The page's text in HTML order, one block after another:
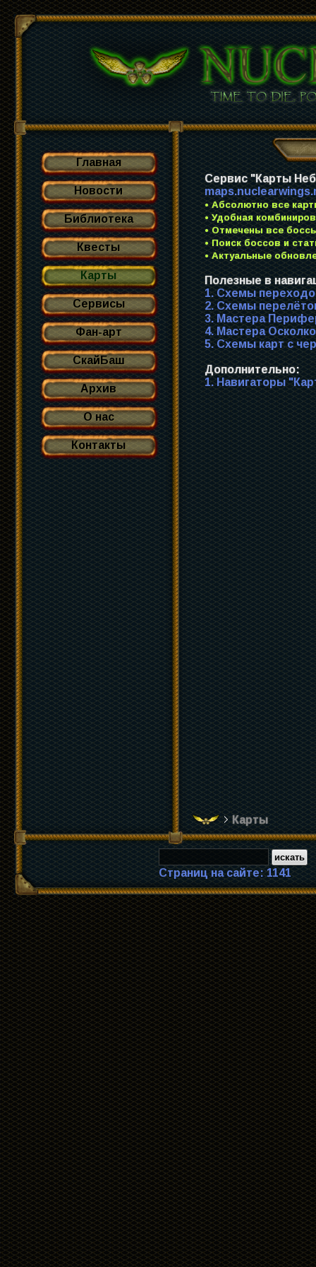
Главная
Новости
Библиотека
Квесты
Карты
Сервисы
Фан-арт
СкайБаш
Архив
О нас
Контакты
Сервис "Карты
• Абсолютно все
• Удобная
• Отмечены все
• Поиск боссов и
• Актуальные
Полезные в
1. Схемы
2. Схемы
3. Мастера
4. Мастера
5. Схемы карт с
Дополнительно:
1. Навигаторы
Карты
Страниц на сайте: 1141